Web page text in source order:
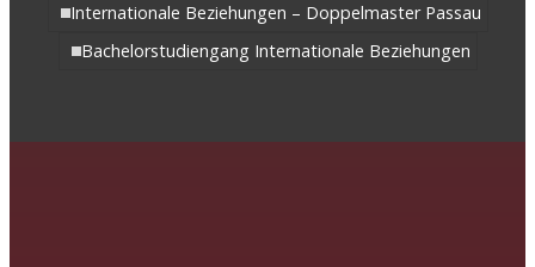
Internationale Beziehungen – Doppelmaster Passau
Bachelorstudiengang Internationale Beziehungen